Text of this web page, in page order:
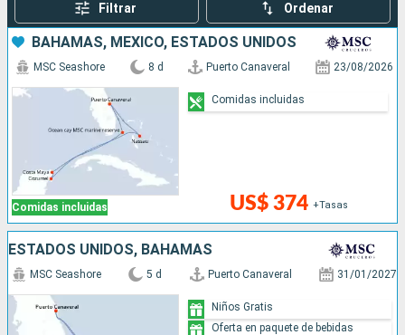
Filtrar Ordenar
BAHAMAS, MÉXICO, ESTADOS UNIDOS
Comidas incluidas
MSC Seashore 8 d Puerto Canaveral 23/08/2026
US$ 374 +Tasas
Comidas incluidas
ESTADOS UNIDOS, BAHAMAS
MSC Seashore 5 d Puerto Canaveral 31/01/2027
Niños Gratis
Oferta en paquete de bebidas